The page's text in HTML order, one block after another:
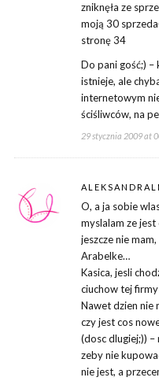
zniknęła ze
moją 30
stronę 34
Do pani gość;)
istnieje, ale
internetowym
ściśliwców, na
29 stycznia 2009 at
O, a ja sobie
myslalam ze
jeszcze nie
Arabelke…
Kasica, jesli
ciuchow tej
Nawet dzien nie
czy jest cos
(dosc dlugiej;))
zeby nie
nie jest, a